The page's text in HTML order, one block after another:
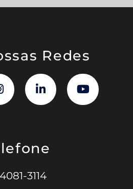
Redes
4081-3114